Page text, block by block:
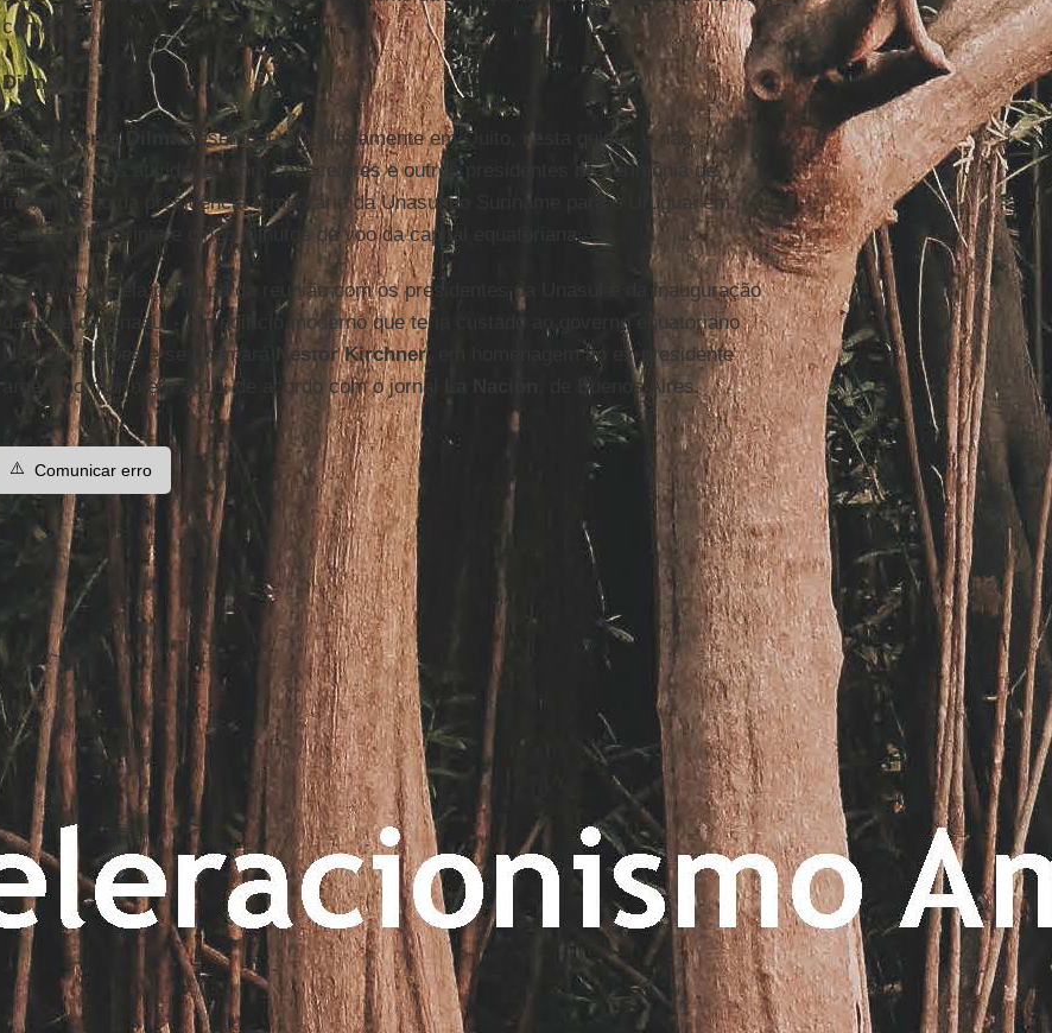
comércio.
Dilma
A presidente Dilma desembarcará diretamente em Quito, nesta quinta, e não
participou das atividades com chanceleres e outros presidentes na cerimônia de
transmissão da presidência temporária da Unasul do Suriname para o Uruguai em
Guayaquil, a trinta e cinco minutos de voo da capital equatoriana.
Nesta sexta, ela participa da reunião com os presidentes da Unasul e da inauguração
da sede da Unasul - um edifício moderno que teria custado ao governo equatoriano
US$ 38 milhões e se chamará
Nestor Kirchner, em homenagem ao ex-presidente
argentino morto em 2010, de acordo com o jornal
, de Buenos Aires.
⚠️ Comunicar erro